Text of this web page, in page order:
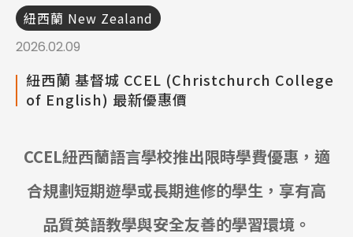
紐西蘭 New Zealand
2026.02.09
紐西蘭 基督城 CCEL (Christchurch College
of English) 最新優惠價
CCEL紐西蘭語言學校推出限時學費優惠，適
合規劃短期遊學或長期進修的學生，享有高
品質英語教學與安全友善的學習環境。